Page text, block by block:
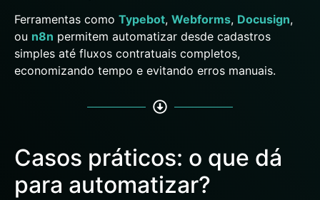
Ferramentas como Typebot, Webforms, Docusign,
ou n8n permitem automatizar desde cadastros
simples até fluxos contratuais completos,
economizando tempo e evitando erros manuais.
Casos práticos: o que dá
para automatizar?